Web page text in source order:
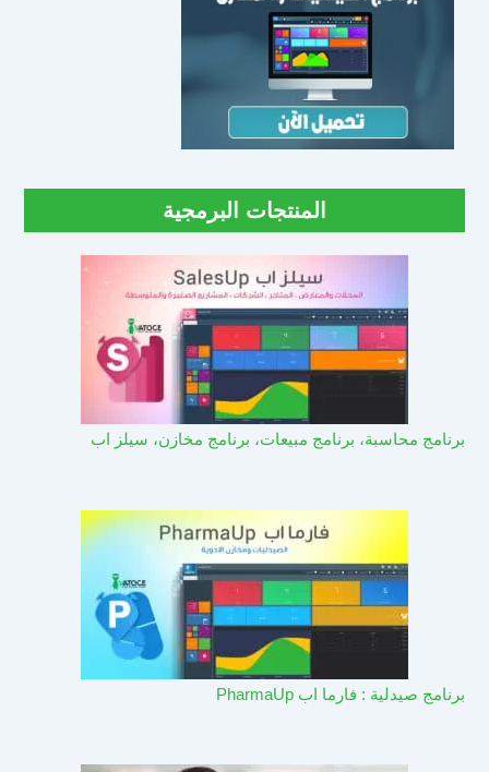
المنتجات البرمجية
برنامج محاسبة، برنامج مبيعات، برنامج مخازن، سيلز اب
برنامج صيدلية : فارما اب PharmaUp​